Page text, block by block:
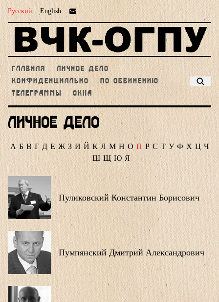
Русский English
ГЛАВНАЯ
ЛИЧНОЕ ДЕЛО
КОНФИДЕНЦИАЛЬНО
ПО ОБВИНЕНИЮ
ТЕЛЕГРАММЫ
ОКНА
Личное дело
А Б В Г Д Е Ж З И Й К Л М Н О П Р С Т У Ф Х Ц Ч
Ш Щ Ю Я
Пуликовский Константин Борисович
Пумпянский Дмитрий Александрович